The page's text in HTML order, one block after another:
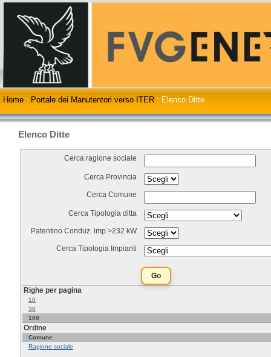
Home : Portale dei Manutentori verso ITER : Elenco Ditte
Elenco Ditte
Cerca ragione sociale
Cerca Provincia
Cerca Comune
Cerca Tipologia ditta
Patentino Conduz. imp.>232 kW
Cerca Tipologia Impianti
Righe per pagina
10
30
100
Ordine
Comune
Ragione sociale